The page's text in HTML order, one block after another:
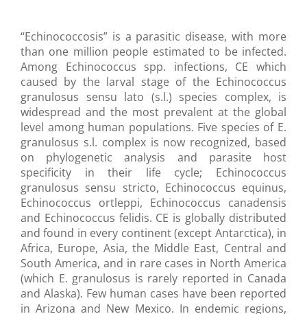
“Echinococcosis” is a parasitic disease, with more
than one million people estimated to be infected.
Among Echinococcus spp. infections, CE which
caused by the larval stage of the Echinococcus
granulosus sensu lato (s.l.) species complex, is
widespread and the most prevalent at the global
level among human populations. Five species of E.
granulosus s.l. complex is now recognized, based
on phylogenetic analysis and parasite host
specificity in their life cycle; Echinococcus
granulosus sensu stricto, Echinococcus equinus,
Echinococcus ortleppi, Echinococcus canadensis
and Echinococcus felidis. CE is globally distributed
and found in every continent (except Antarctica), in
Africa, Europe, Asia, the Middle East, Central and
South America, and in rare cases in North America
(which E. granulosus is rarely reported in Canada
and Alaska). Few human cases have been reported
in Arizona and New Mexico. In endemic regions,